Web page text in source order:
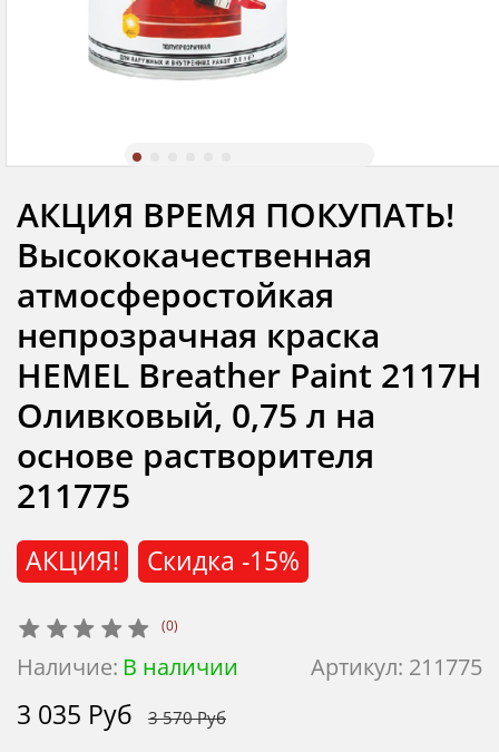
(0)
Артикул: 211775
Наличие: В наличии
АКЦИЯ! Скидка -15%
АКЦИЯ ВРЕМЯ ПОКУПАТЬ!
Высококачественная
атмосферостойкая
непрозрачная краска
HEMEL Breather Paint 2117H
Оливковый, 0,75 л на
основе растворителя
211775
3 035 Руб 3 570 Руб